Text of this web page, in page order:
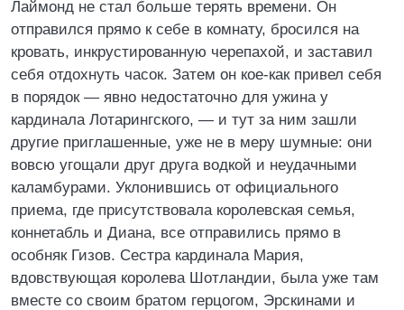
Лаймонд не стал больше терять времени. Он
отправился прямо к себе в комнату, бросился на
кровать, инкрустированную черепахой, и заставил
себя отдохнуть часок. Затем он кое-как привел себя
в порядок — явно недостаточно для ужина у
кардинала Лотарингского, — и тут за ним зашли
другие приглашенные, уже не в меру шумные: они
вовсю угощали друг друга водкой и неудачными
каламбурами. Уклонившись от официального
приема, где присутствовала королевская семья,
коннетабль и Диана, все отправились прямо в
особняк Гизов. Сестра кардинала Мария,
вдовствующая королева Шотландии, была уже там
вместе со своим братом герцогом, Эрскинами и